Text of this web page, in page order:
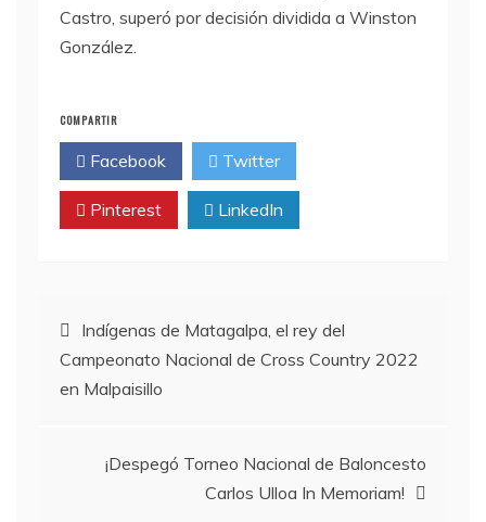
Castro, superó por decisión dividida a Winston
González.
COMPARTIR
Facebook Twitter
Pinterest LinkedIn
Navegación
de
Indígenas de Matagalpa, el rey del
Campeonato Nacional de Cross Country 2022
en Malpaisillo
¡Despegó Torneo Nacional de Baloncesto
Carlos Ulloa In Memoriam!